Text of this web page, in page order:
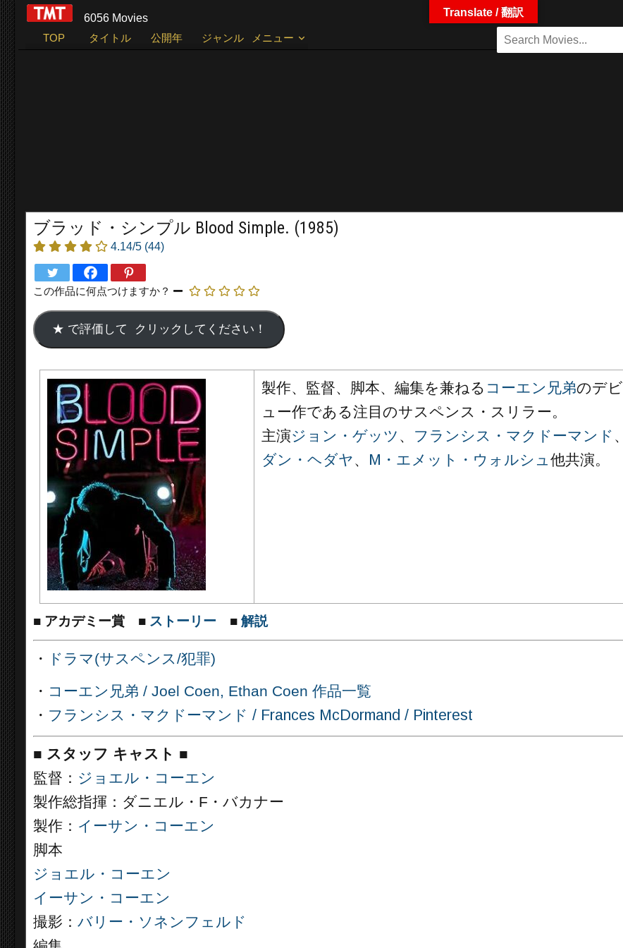
6056 Movies
TOP
タイトル 公開年 ジャンル メニュー
ブラッド・シンプル Blood Simple. (1985)
4.14/5 (44)
この作品に何点つけますか？
製作、監督、脚本、編集を兼ねる コーエン兄弟のデビ
ュー作である注目のサスペンス・スリラー。
主演ジョン・ゲッツ 、 フランシス・マクドーマンド 、
ダン・ヘダヤ、 M・エメット・ウォルシュ他共演。
■ アカデミー賞 ■ ストーリー ■ 解説
・
ドラマ(サスペンス/犯罪)
・ コーエン兄弟 / Joel Coen, Ethan Coen 作品一覧
・ フランシス・マクドーマンド / Frances McDormand / Pinterest
■ スタッフ キャスト ■
監督： ジョエル・コーエン
製作総指揮：ダニエル・F・バカナー
製作： イーサン・コーエン
脚本
ジョエル・コーエン
イーサン・コーエン
撮影： バリー・ソネンフェルド
Translate / 翻訳